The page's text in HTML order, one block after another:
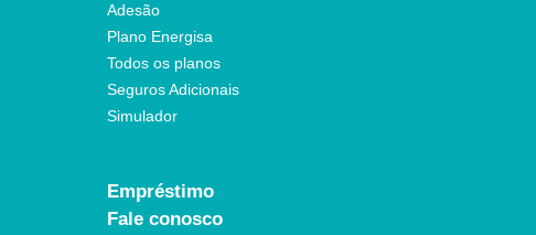
Adesão
Plano Energisa
Todos os planos
Seguros Adicionais
Simulador
Empréstimo
Fale conosco